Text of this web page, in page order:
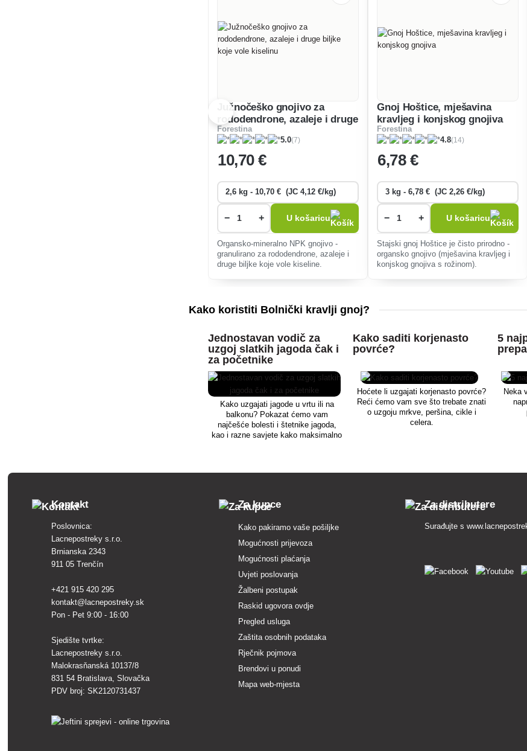
Južnočeško gnojivo za
rododendrone, azaleje i druge
biljke koje vole kiselinu
Forestina
5.0(7)
10,70 €
− + U košaricu
Organsko-mineralno NPK gnojivo -
granulirano za rododendrone, azaleje i
druge biljke koje vole kiseline.
Gnoj Hoštice, mješavina
kravljeg i konjskog gnojiva
Forestina
4.8(14)
6,78 €
− + U košaricu
Stajski gnoj Hoštice je čisto prirodno -
organsko gnojivo (mješavina kravljeg i
konjskog gnojiva s rožinom).
Kako koristiti Bolnički kravlji gnoj?
Jednostavan vodič za
uzgoj slatkih jagoda čak i
za početnike
Kako uzgajati jagode u vrtu ili na
balkonu? Pokazat ćemo vam
najčešće bolesti i štetnike jagoda,
kao i razne savjete kako maksimalno
Kako saditi korjenasto
povrće?
Hoćete li uzgajati korjenasto povrće?
Reći ćemo vam sve što trebate znati
o uzgoju mrkve, peršina, cikle i
celera.
5
Neka
Kontakt
Poslovnica:
Lacnepostreky s.r.o.
Brnianska 2343
911 05 Trenčín
+421 915 420 295
kontakt@lacnepostreky.sk
Pon - Pet 9:00 - 16:00
Sjedište tvrtke:
Lacnepostreky s.r.o.
Malokrasňanská 10137/8
831 54 Bratislava, Slovačka
PDV broj: SK2120731437
Za kupce
Kako pakiramo vaše pošiljke
Mogućnosti prijevoza
Mogućnosti plaćanja
Uvjeti poslovanja
Žalbeni postupak
Raskid ugovora ovdje
Pregled usluga
Zaštita osobnih podataka
Rječnik pojmova
Brendovi u ponudi
Mapa web-mjesta
Za distributere
Surađujte s